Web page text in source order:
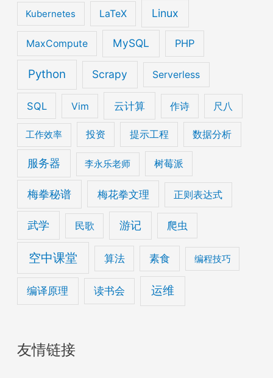
Kubernetes LaTeX Linux
MaxCompute MySQL PHP
Python Scrapy Serverless
SQL Vim 云计算 作诗 尺八
工作效率 投资 提示工程 数据分析
服务器 李永乐老师 树莓派
梅拳秘谱 梅花拳文理 正则表达式
武学 民歌 游记 爬虫
空中课堂 算法 素食 编程技巧
编译原理 读书会 运维
友情链接